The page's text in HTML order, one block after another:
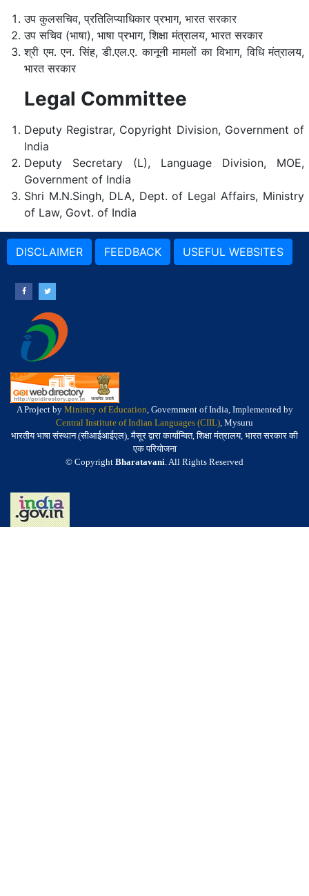
उप कुलसचिव, प्रतिलिप्याधिकार प्रभाग, भारत सरकार
उप सचिव (भाषा), भाषा प्रभाग, शिक्षा मंत्रालय, भारत सरकार
श्री एम. एन. सिंह, डी.एल.ए. कानूनी मामलों का विभाग, विधि मंत्रालय,
भारत सरकार
Legal Committee
Deputy Registrar, Copyright Division, Government of
India
Deputy Secretary (L), Language Division, MOE,
Government of India
Shri M.N.Singh, DLA, Dept. of Legal Affairs, Ministry
of Law, Govt. of India
DISCLAIMER FEEDBACK USEFUL WEBSITES
A Project by Ministry of Education, Government of India, Implemented by
Central Institute of Indian Languages (CIIL), Mysuru
भारतीय भाषा संस्थान (सीआईआईएल), मैसूर द्वारा कार्यान्वित, शिक्षा मंत्रालय, भारत सरकार की
एक परियोजना
© Copyright Bharatavani. All Rights Reserved